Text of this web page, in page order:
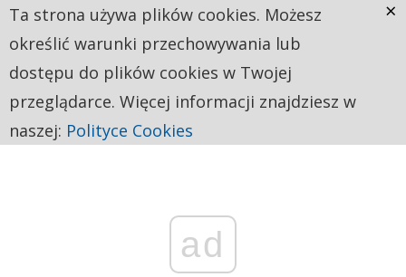
ad
Ta strona używa plików cookies. Możesz
określić warunki przechowywania lub
dostępu do plików cookies w Twojej
przeglądarce. Więcej informacji znajdziesz w
naszej: Polityce Cookies
×